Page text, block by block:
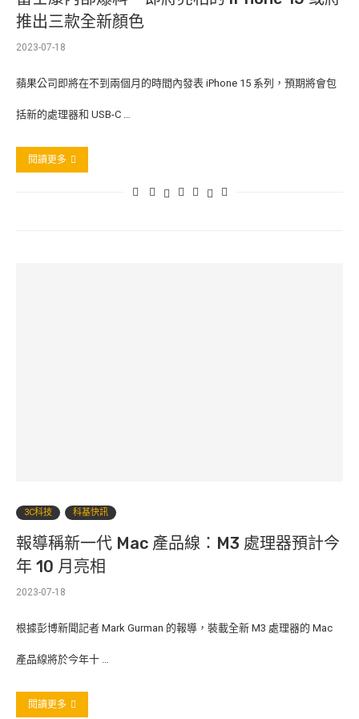
推出三款全新顏色
2023-07-18
蘋果公司即將在不到兩個月的時間內發表 iPhone 15 系列，預期將會包
括新的處理器和 USB-C …
閱讀更多
3C科技 科基快訊
報導稱新一代 Mac 產品線：M3 處理器預計今
年 10 月亮相
2023-07-18
根據彭博新聞記者 Mark Gurman 的報導，裝載全新 M3 處理器的 Mac
產品線將於今年十 …
閱讀更多